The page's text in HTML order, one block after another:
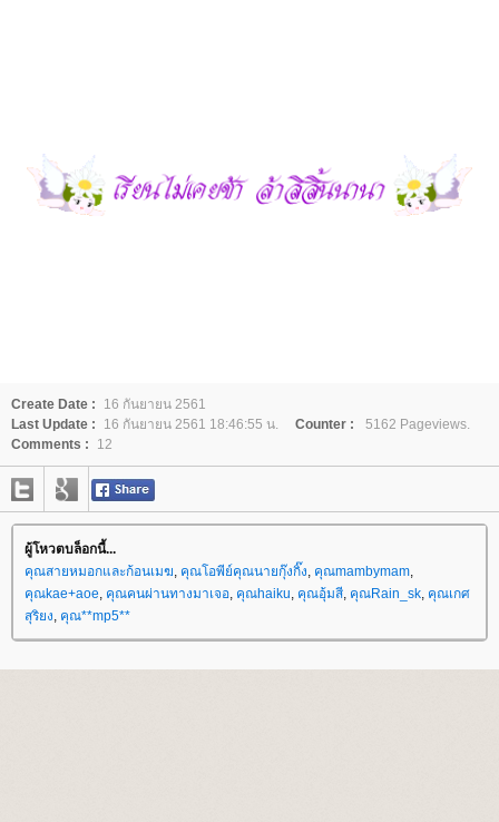
Create Date :
16 กันยายน 2561
Last Update :
16 กันยายน 2561 18:46:55 น. Counter :
5162 Pageviews.
Comments :
12
ผู้โหวตบล็อกนี้...
คุณสายหมอกและก้อนเมฆ, คุณโอพีย์คุณนายกุ๊งกิ๊ง, คุณmambymam,
คุณkae+aoe, คุณคนผ่านทางมาเจอ, คุณhaiku, คุณอุ้มสี, คุณRain_sk, คุณเกศ
สุริยง, คุณ**mp5**